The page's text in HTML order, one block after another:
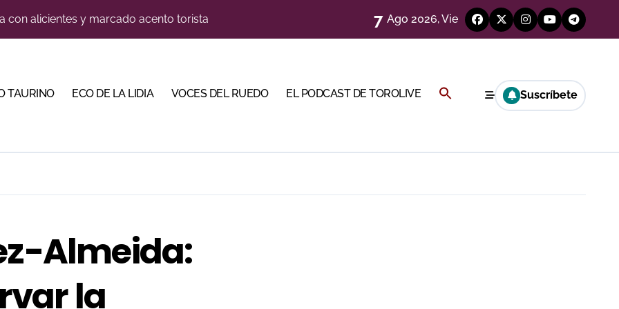
con alicientes y marcado acento torista
su temporada de figura y el palco niega el premio a Roca Rey
cuadro de honor de las Colombinas 2026
abre la corrida de seis rejoneadores en El Puerto de Santa María esta noche
7 Ago 2026, Vie
TAURINO ECO DE LA LIDIA VOCES DEL RUEDO EL PODCAST DE TOROLIVE Buscar: Suscríbete
Almeida:
la